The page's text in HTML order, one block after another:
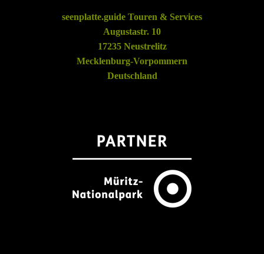
seenplatte.guide Touren & Services
Augustastr. 10
17235 Neustrelitz
Mecklenburg-Vorpommern
Deutschland